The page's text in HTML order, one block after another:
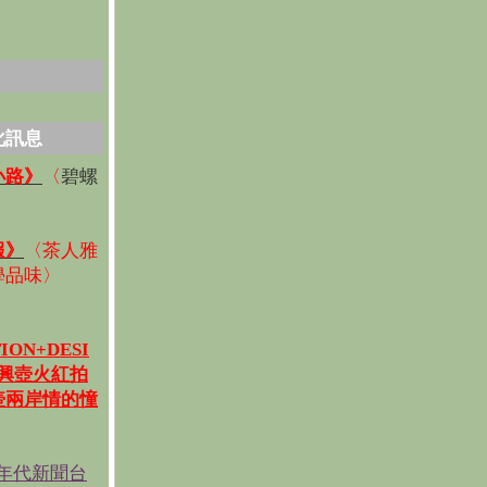
訊息
》 〈碧螺
〈茶人雅
味〉
壺火紅拍
岸情的憧
代新聞台